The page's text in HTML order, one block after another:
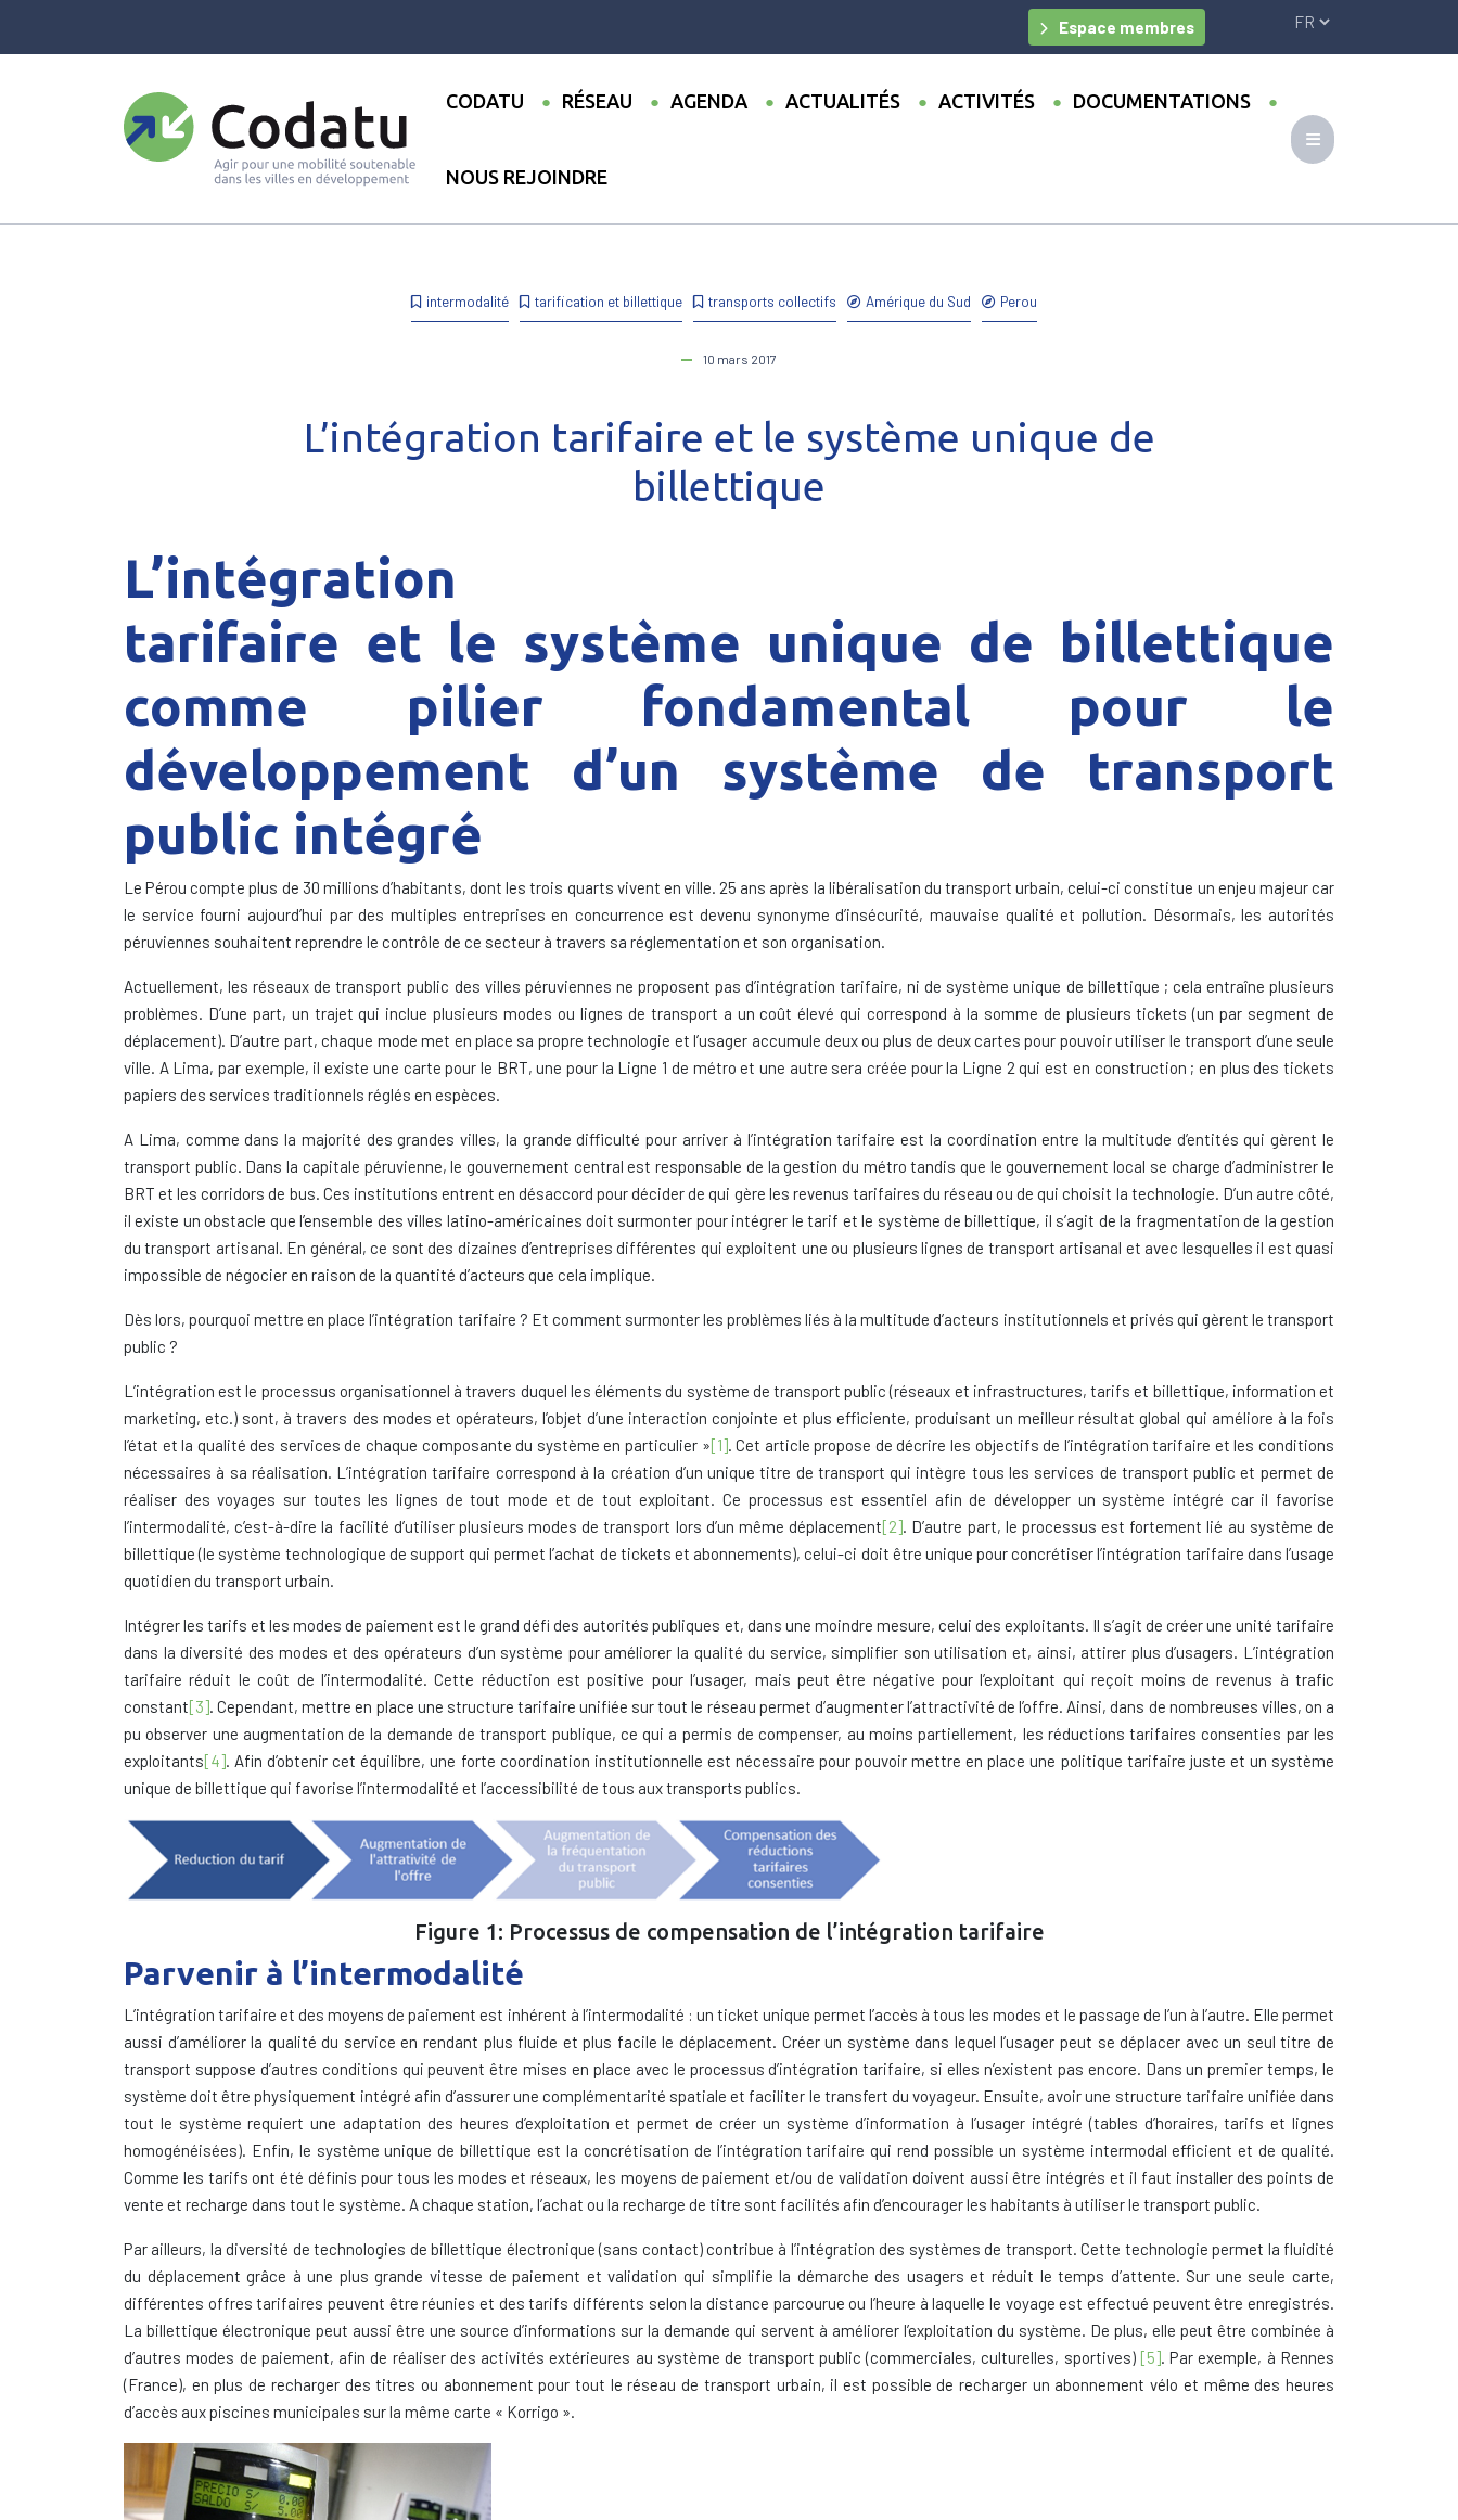
Espace membres
CODATU RÉSEAU AGENDA ACTUALITÉS ACTIVITÉS DOCUMENTATIONS
NOUS REJOINDRE
intermodalité tarification et billettique transports collectifs Amérique du Sud Perou
10 mars 2017
L’intégration tarifaire et le système unique de
billettique
L’intégration
tarifaire et le système unique de billettique
comme pilier fondamental pour le
développement d’un système de transport
public intégré
Le Pérou compte plus de 30 millions d’habitants, dont les trois quarts vivent en ville. 25 ans après la libéralisation du transport urbain, celui-ci constitue un enjeu majeur car
le service fourni aujourd’hui par des multiples entreprises en concurrence est devenu synonyme d’insécurité, mauvaise qualité et pollution. Désormais, les autorités
péruviennes souhaitent reprendre le contrôle de ce secteur à travers sa réglementation et son organisation.
Actuellement, les réseaux de transport public des villes péruviennes ne proposent pas d’intégration tarifaire, ni de système unique de billettique ; cela entraîne plusieurs
problèmes. D’une part, un trajet qui inclue plusieurs modes ou lignes de transport a un coût élevé qui correspond à la somme de plusieurs tickets (un par segment de
déplacement). D’autre part, chaque mode met en place sa propre technologie et l’usager accumule deux ou plus de deux cartes pour pouvoir utiliser le transport d’une seule
ville. A Lima, par exemple, il existe une carte pour le BRT, une pour la Ligne 1 de métro et une autre sera créée pour la Ligne 2 qui est en construction ; en plus des tickets
papiers des services traditionnels réglés en espèces.
A Lima, comme dans la majorité des grandes villes, la grande difficulté pour arriver à l’intégration tarifaire est la coordination entre la multitude d’entités qui gèrent le
transport public. Dans la capitale péruvienne, le gouvernement central est responsable de la gestion du métro tandis que le gouvernement local se charge d’administrer le
BRT et les corridors de bus. Ces institutions entrent en désaccord pour décider de qui gère les revenus tarifaires du réseau ou de qui choisit la technologie. D’un autre côté,
il existe un obstacle que l’ensemble des villes latino-américaines doit surmonter pour intégrer le tarif et le système de billettique, il s’agit de la fragmentation de la gestion
du transport artisanal. En général, ce sont des dizaines d’entreprises différentes qui exploitent une ou plusieurs lignes de transport artisanal et avec lesquelles il est quasi
impossible de négocier en raison de la quantité d’acteurs que cela implique.
Dès lors, pourquoi mettre en place l’intégration tarifaire ? Et comment surmonter les problèmes liés à la multitude d’acteurs institutionnels et privés qui gèrent le transport
public ?
L’intégration est le processus organisationnel à travers duquel les éléments du système de transport public (réseaux et infrastructures, tarifs et billettique, information et
marketing, etc.) sont, à travers des modes et opérateurs, l’objet d’une interaction conjointe et plus efficiente, produisant un meilleur résultat global qui améliore à la fois
l’état et la qualité des services de chaque composante du système en particulier »[1]. Cet article propose de décrire les objectifs de l’intégration tarifaire et les conditions
nécessaires à sa réalisation. L’intégration tarifaire correspond à la création d’un unique titre de transport qui intègre tous les services de transport public et permet de
réaliser des voyages sur toutes les lignes de tout mode et de tout exploitant. Ce processus est essentiel afin de développer un système intégré car il favorise
l’intermodalité, c’est-à-dire la facilité d’utiliser plusieurs modes de transport lors d’un même déplacement[2]. D’autre part, le processus est fortement lié au système de
billettique (le système technologique de support qui permet l’achat de tickets et abonnements), celui-ci doit être unique pour concrétiser l’intégration tarifaire dans l’usage
quotidien du transport urbain.
Intégrer les tarifs et les modes de paiement est le grand défi des autorités publiques et, dans une moindre mesure, celui des exploitants. Il s’agit de créer une unité tarifaire
dans la diversité des modes et des opérateurs d’un système pour améliorer la qualité du service, simplifier son utilisation et, ainsi, attirer plus d’usagers. L’intégration
tarifaire réduit le coût de l’intermodalité. Cette réduction est positive pour l’usager, mais peut être négative pour l’exploitant qui reçoit moins de revenus à trafic
constant[3]. Cependant, mettre en place une structure tarifaire unifiée sur tout le réseau permet d’augmenter l’attractivité de l’offre. Ainsi, dans de nombreuses villes, on a
pu observer une augmentation de la demande de transport publique, ce qui a permis de compenser, au moins partiellement, les réductions tarifaires consenties par les
exploitants[4]. Afin d’obtenir cet équilibre, une forte coordination institutionnelle est nécessaire pour pouvoir mettre en place une politique tarifaire juste et un système
unique de billettique qui favorise l’intermodalité et l’accessibilité de tous aux transports publics.
Figure 1: Processus de compensation de l’intégration tarifaire
Parvenir à l’intermodalité
L’intégration tarifaire et des moyens de paiement est inhérent à l’intermodalité : un ticket unique permet l’accès à tous les modes et le passage de l’un à l’autre. Elle permet
aussi d’améliorer la qualité du service en rendant plus fluide et plus facile le déplacement. Créer un système dans lequel l’usager peut se déplacer avec un seul titre de
transport suppose d’autres conditions qui peuvent être mises en place avec le processus d’intégration tarifaire, si elles n’existent pas encore. Dans un premier temps, le
système doit être physiquement intégré afin d’assurer une complémentarité spatiale et faciliter le transfert du voyageur. Ensuite, avoir une structure tarifaire unifiée dans
tout le système requiert une adaptation des heures d’exploitation et permet de créer un système d’information à l’usager intégré (tables d’horaires, tarifs et lignes
homogénéisées). Enfin, le système unique de billettique est la concrétisation de l’intégration tarifaire qui rend possible un système intermodal efficient et de qualité.
Comme les tarifs ont été définis pour tous les modes et réseaux, les moyens de paiement et/ou de validation doivent aussi être intégrés et il faut installer des points de
vente et recharge dans tout le système. A chaque station, l’achat ou la recharge de titre sont facilités afin d’encourager les habitants à utiliser le transport public.
Par ailleurs, la diversité de technologies de billettique électronique (sans contact) contribue à l’intégration des systèmes de transport. Cette technologie permet la fluidité
du déplacement grâce à une plus grande vitesse de paiement et validation qui simplifie la démarche des usagers et réduit le temps d’attente. Sur une seule carte,
différentes offres tarifaires peuvent être réunies et des tarifs différents selon la distance parcourue ou l’heure à laquelle le voyage est effectué peuvent être enregistrés.
La billettique électronique peut aussi être une source d’informations sur la demande qui servent à améliorer l’exploitation du système. De plus, elle peut être combinée à
d’autres modes de paiement, afin de réaliser des activités extérieures au système de transport public (commerciales, culturelles, sportives) [5]. Par exemple, à Rennes
(France), en plus de recharger des titres ou abonnement pour tout le réseau de transport urbain, il est possible de recharger un abonnement vélo et même des heures
d’accès aux piscines municipales sur la même carte « Korrigo ».